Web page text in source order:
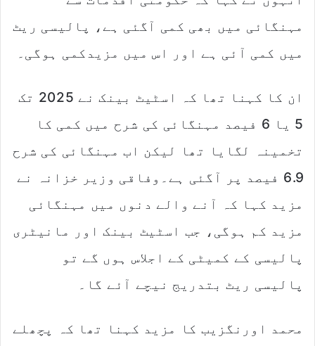
مہنگائی میں بھی کمی آگئی ہے، پالیسی ریٹ
میں کمی آئی ہے اور اس میں مزیدکمی ہوگی۔
ان کا کہنا تھا کہ اسٹیٹ بینک نے 2025 تک
5 یا 6 فیصد مہنگائی کی شرح میں کمی کا
تخمینہ لگایا تھا لیکن اب مہنگائی کی شرح
6.9 فیصد پر آگئی ہے۔وفاقی وزیر خزانہ نے
مزید کہا کہ آنے والے دنوں میں مہنگائی
مزید کم ہوگی، جب اسٹیٹ بینک اور مانیٹری
پالیسی کے کمیٹی کے اجلاس ہوں گے تو
پالیسی ریٹ بتدریج نیچے آئے گا۔
محمد اورنگزیب کا مزید کہنا تھا کہ پچھلے